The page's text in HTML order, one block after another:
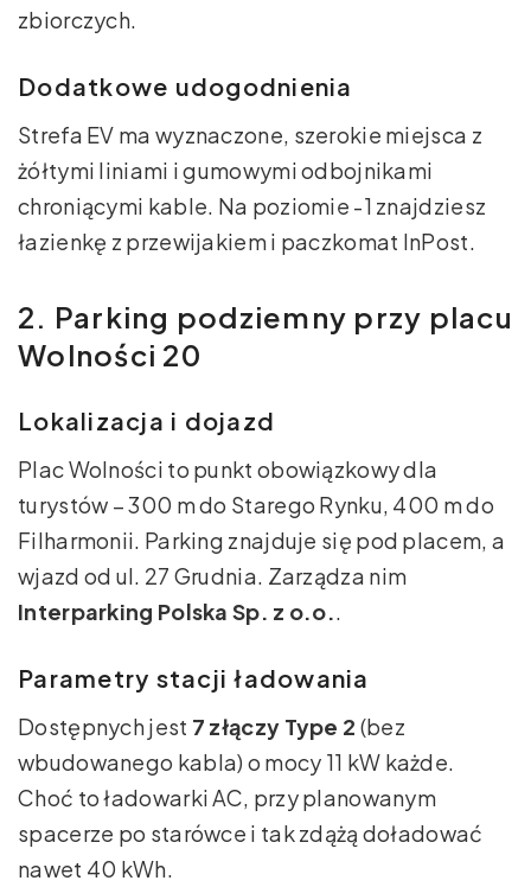
zbiorczych.
Dodatkowe udogodnienia
Strefa EV ma wyznaczone, szerokie miejsca z
żółtymi liniami i gumowymi odbojnikami
chroniącymi kable. Na poziomie -1 znajdziesz
łazienkę z przewijakiem i paczkomat InPost.
2. Parking podziemny przy placu
Wolności 20
Lokalizacja i dojazd
Plac Wolności to punkt obowiązkowy dla
turystów – 300 m do Starego Rynku, 400 m do
Filharmonii. Parking znajduje się pod placem, a
wjazd od ul. 27 Grudnia. Zarządza nim
Interparking Polska Sp. z o.o..
Parametry stacji ładowania
Dostępnych jest 7 złączy Type 2 (bez
wbudowanego kabla) o mocy 11 kW każde.
Choć to ładowarki AC, przy planowanym
spacerze po starówce i tak zdążą doładować
nawet 40 kWh.